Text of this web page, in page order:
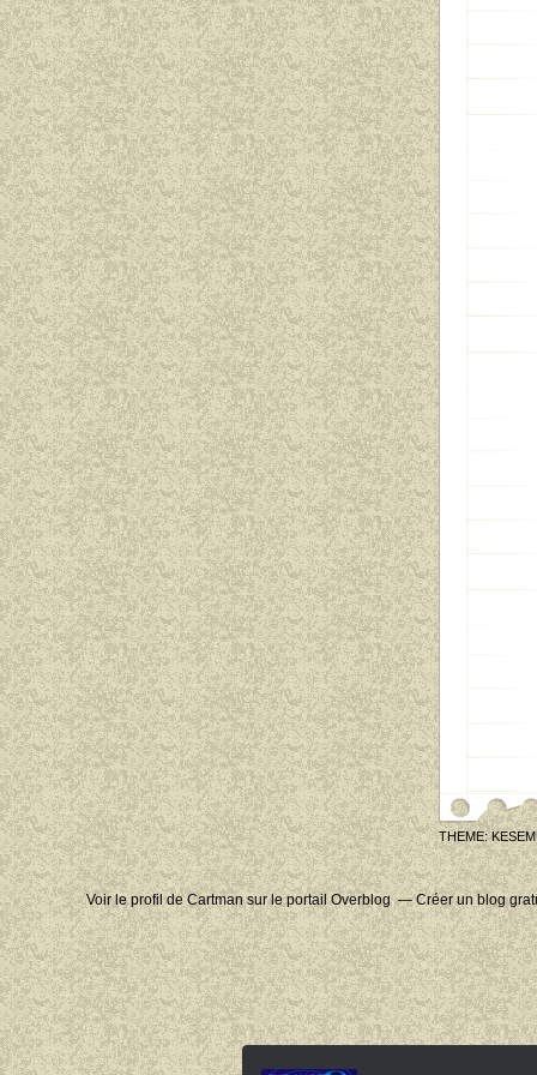
THEME:
Voir le profil deCartmansur le portail Overblog Créer un blog